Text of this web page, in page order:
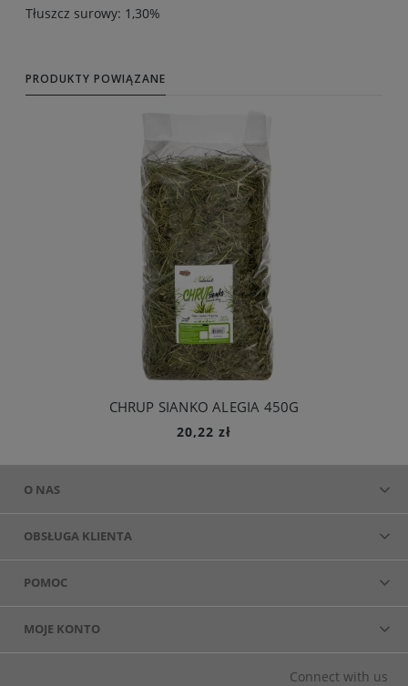
Tłuszcz surowy: 1,30%
PRODUKTY POWIĄZANE
CHRUP SIANKO ALEGIA 450G
20,22 zł
Do koszyka
O NAS
OBSŁUGA KLIENTA
POMOC
MOJE KONTO
Connect with us